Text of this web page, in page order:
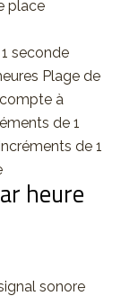
place
seconde
Plage de
à
de 1
de 1
heure
sonore